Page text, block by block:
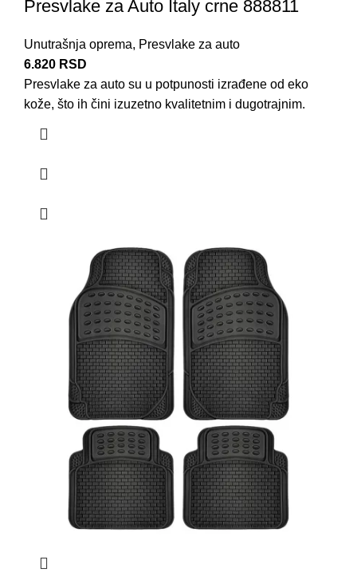
Presvlake za Auto Italy crne 888811
Unutrašnja oprema, Presvlake za auto
6.820 RSD
Presvlake za auto su u potpunosti izrađene od eko
kože, što ih čini izuzetno kvalitetnim i dugotrajnim.